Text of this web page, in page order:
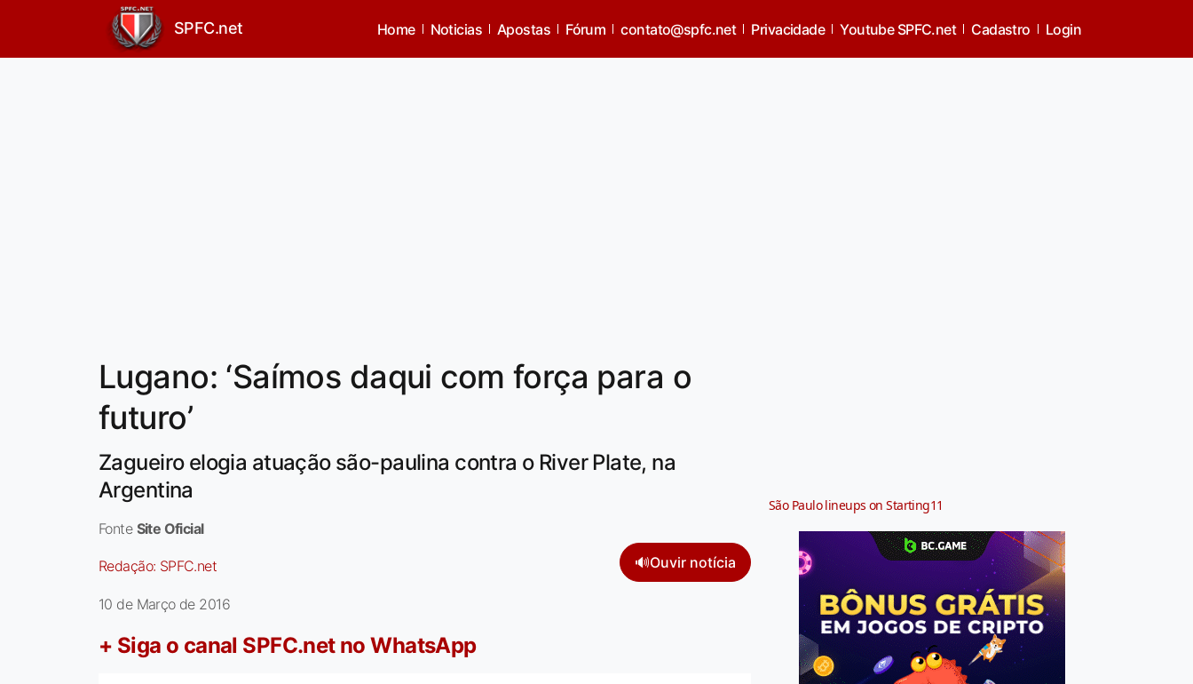
SPFC.net Home Noticias Apostas Fórum contato@spfc.net Privacidade Youtube SPFC.net Cadastro Login
Lugano: ‘Saímos daqui com força para o
futuro’
Zagueiro elogia atuação são-paulina contra o River Plate, na
Argentina
Fonte Site Oficial
Redação: SPFC.net 🔊Ouvir notícia
10 de Março de 2016
+ Siga o canal SPFC.net no WhatsApp
São Paulo lineups on Starting11